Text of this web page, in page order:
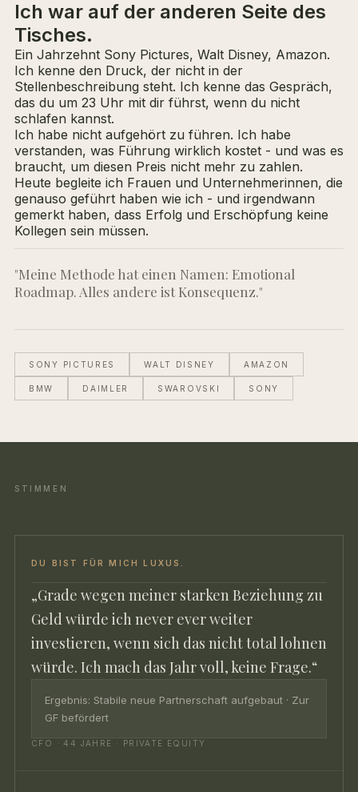
Ich war auf der anderen Seite des
Tisches.
Ein Jahrzehnt Sony Pictures, Walt Disney, Amazon.
Ich kenne den Druck, der nicht in der
Stellenbeschreibung steht. Ich kenne das Gespräch,
das du um 23 Uhr mit dir führst, wenn du nicht
schlafen kannst.
Ich habe nicht aufgehört zu führen. Ich habe
verstanden, was Führung wirklich kostet - und was es
braucht, um diesen Preis nicht mehr zu zahlen.
Heute begleite ich Frauen und Unternehmerinnen, die
genauso geführt haben wie ich - und irgendwann
gemerkt haben, dass Erfolg und Erschöpfung keine
Kollegen sein müssen.
"Meine Methode hat einen Namen: Emotional
Roadmap. Alles andere ist Konsequenz."
SONY PICTURES WALT DISNEY AMAZON
BMW DAIMLER SWAROVSKI SONY
STIMMEN
DU BIST FÜR MICH LUXUS.
„Grade wegen meiner starken Beziehung zu
Geld würde ich never ever weiter
investieren, wenn sich das nicht total lohnen
würde. Ich mach das Jahr voll, keine Frage.“
Ergebnis: Stabile neue Partnerschaft aufgebaut · Zur
GF befördert
CFO · 44 JAHRE · PRIVATE EQUITY